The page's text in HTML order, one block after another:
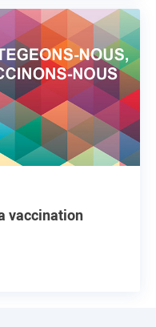
vaccination